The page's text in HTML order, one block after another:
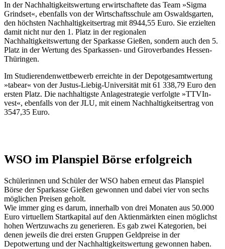
In der Nachhaltigkeitswertung erwirtschaftete das Team »Sigma
Grindset«, ebenfalls von der Wirtschaftsschule am Oswaldsgarten,
den höchsten Nachhaltigkeitsertrag mit 8944,55 Euro. Sie erzielten
damit nicht nur den 1. Platz in der regionalen
Nachhaltigkeitswertung der Sparkasse Gießen, sondern auch den 5.
Platz in der Wertung des Sparkassen- und Giroverbandes Hessen-
Thüringen.
Im Studierendenwettbewerb erreichte in der Depotgesamtwertung
»tabear« von der Justus-Liebig-Universität mit 61 338,79 Euro den
ersten Platz. Die nachhaltigste Anlagestrategie verfolgte »TTVIn-
vest«, ebenfalls von der JLU, mit einem Nachhaltigkeitsertrag von
3547,35 Euro.
WSO im Planspiel Börse erfolgreich
Schülerinnen und Schüler der WSO haben erneut das Planspiel
Börse der Sparkasse Gießen gewonnen und dabei vier von sechs
möglichen Preisen geholt.
Wie immer ging es darum, innerhalb von drei Monaten aus 50.000
Euro virtuellem Startkapital auf den Aktienmärkten einen möglichst
hohen Wertzuwachs zu generieren. Es gab zwei Kategorien, bei
denen jeweils die drei ersten Gruppen Geldpreise in der
Depotwertung und der Nachhaltigkeitswertung gewonnen haben.